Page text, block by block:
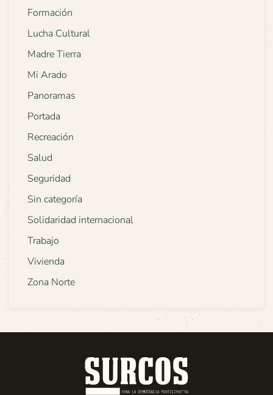
Formación
Lucha Cultural
Madre Tierra
Mi Arado
Panoramas
Portada
Recreación
Salud
Seguridad
Sin categoría
Solidaridad internacional
Trabajo
Vivienda
Zona Norte